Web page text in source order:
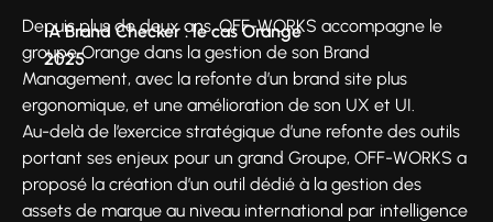
IA Brand Checker : le cas Orange
2025
Depuis plus de deux ans, OFF-WORKS accompagne le
groupe Orange dans la gestion de son Brand
Management, avec la refonte d’un brand site plus
ergonomique, et une amélioration de son UX et UI.
Au-delà de l’exercice stratégique d’une refonte des outils
portant ses enjeux pour un grand Groupe, OFF-WORKS a
proposé la création d’un outil dédié à la gestion des
assets de marque au niveau international par intelligence